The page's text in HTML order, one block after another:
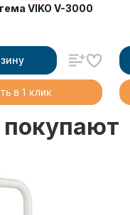
VIKO V-3000
в 1 клик